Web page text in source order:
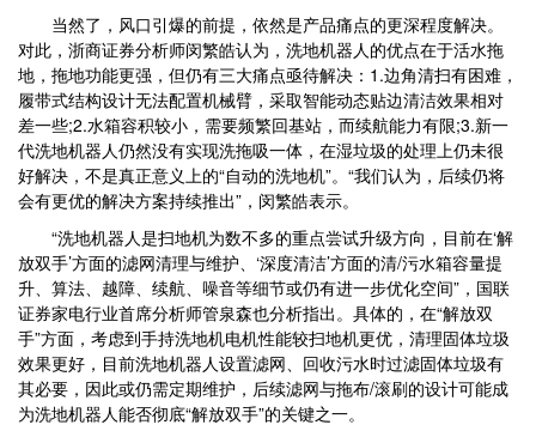
当然了，风口引爆的前提，依然是产品痛点的更深程度解决。
对此，浙商证券分析师闵繁皓认为，洗地机器人的优点在于活水拖
地，拖地功能更强，但仍有三大痛点亟待解决：1.边角清扫有困难，
履带式结构设计无法配置机械臂，采取智能动态贴边清洁效果相对
差一些;2.水箱容积较小，需要频繁回基站，而续航能力有限;3.新一
代洗地机器人仍然没有实现洗拖吸一体，在湿垃圾的处理上仍未很
好解决，不是真正意义上的“自动的洗地机”。“我们认为，后续仍将
会有更优的解决方案持续推出”，闵繁皓表示。
“洗地机器人是扫地机为数不多的重点尝试升级方向，目前在‘解
放双手’方面的滤网清理与维护、‘深度清洁’方面的清/污水箱容量提
升、算法、越障、续航、噪音等细节或仍有进一步优化空间”，国联
证券家电行业首席分析师管泉森也分析指出。具体的，在“解放双
手”方面，考虑到手持洗地机电机性能较扫地机更优，清理固体垃圾
效果更好，目前洗地机器人设置滤网、回收污水时过滤固体垃圾有
其必要，因此或仍需定期维护，后续滤网与拖布/滚刷的设计可能成
为洗地机器人能否彻底“解放双手”的关键之一。